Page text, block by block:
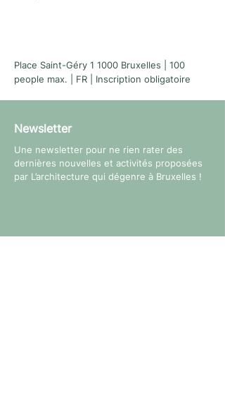
Place Saint-Géry 1 1000 Bruxelles | 100
people max. | FR | Inscription obligatoire
Newsletter
Une newsletter pour ne rien rater des
dernières nouvelles et activités proposées
par L’architecture qui dégenre à Bruxelles !